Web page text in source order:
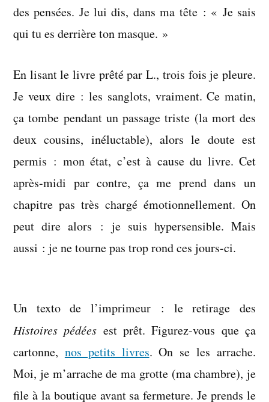
des pensées. Je lui dis, dans ma tête : « Je sais
qui tu es derrière ton masque. »
En lisant le livre prêté par L., trois fois je pleure.
Je veux dire : les sanglots, vraiment. Ce matin,
ça tombe pendant un passage triste (la mort des
deux cousins, inéluctable), alors le doute est
permis : mon état, c’est à cause du livre. Cet
après-midi par contre, ça me prend dans un
chapitre pas très chargé émotionnellement. On
peut dire alors : je suis hypersensible. Mais
aussi : je ne tourne pas trop rond ces jours-ci.
Un texto de l’imprimeur : le retirage des
Histoires pédées est prêt. Figurez-vous que ça
cartonne, nos petits livres. On se les arrache.
Moi, je m’arrache de ma grotte (ma chambre), je
file à la boutique avant sa fermeture. Je prends le